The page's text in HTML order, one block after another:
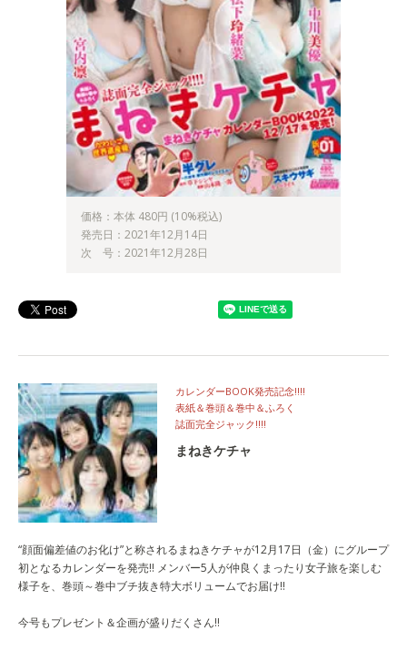
価格：本体 480円 (10%税込)
発売日：2021年12月14日
次 号：2021年12月28日
カレンダーBOOK発売記念!!!!
表紙＆巻頭＆巻中＆ふろく
誌面完全ジャック!!!!
まねきケチャ
“顔面偏差値のお化け”と称されるまねきケチャが12月17日（金）にグループ
初となるカレンダーを発売!! メンバー5人が仲良くまったり女子旅を楽しむ
様子を、巻頭～巻中ブチ抜き特大ボリュームでお届け!!
今号もプレゼント＆企画が盛りだくさん!!